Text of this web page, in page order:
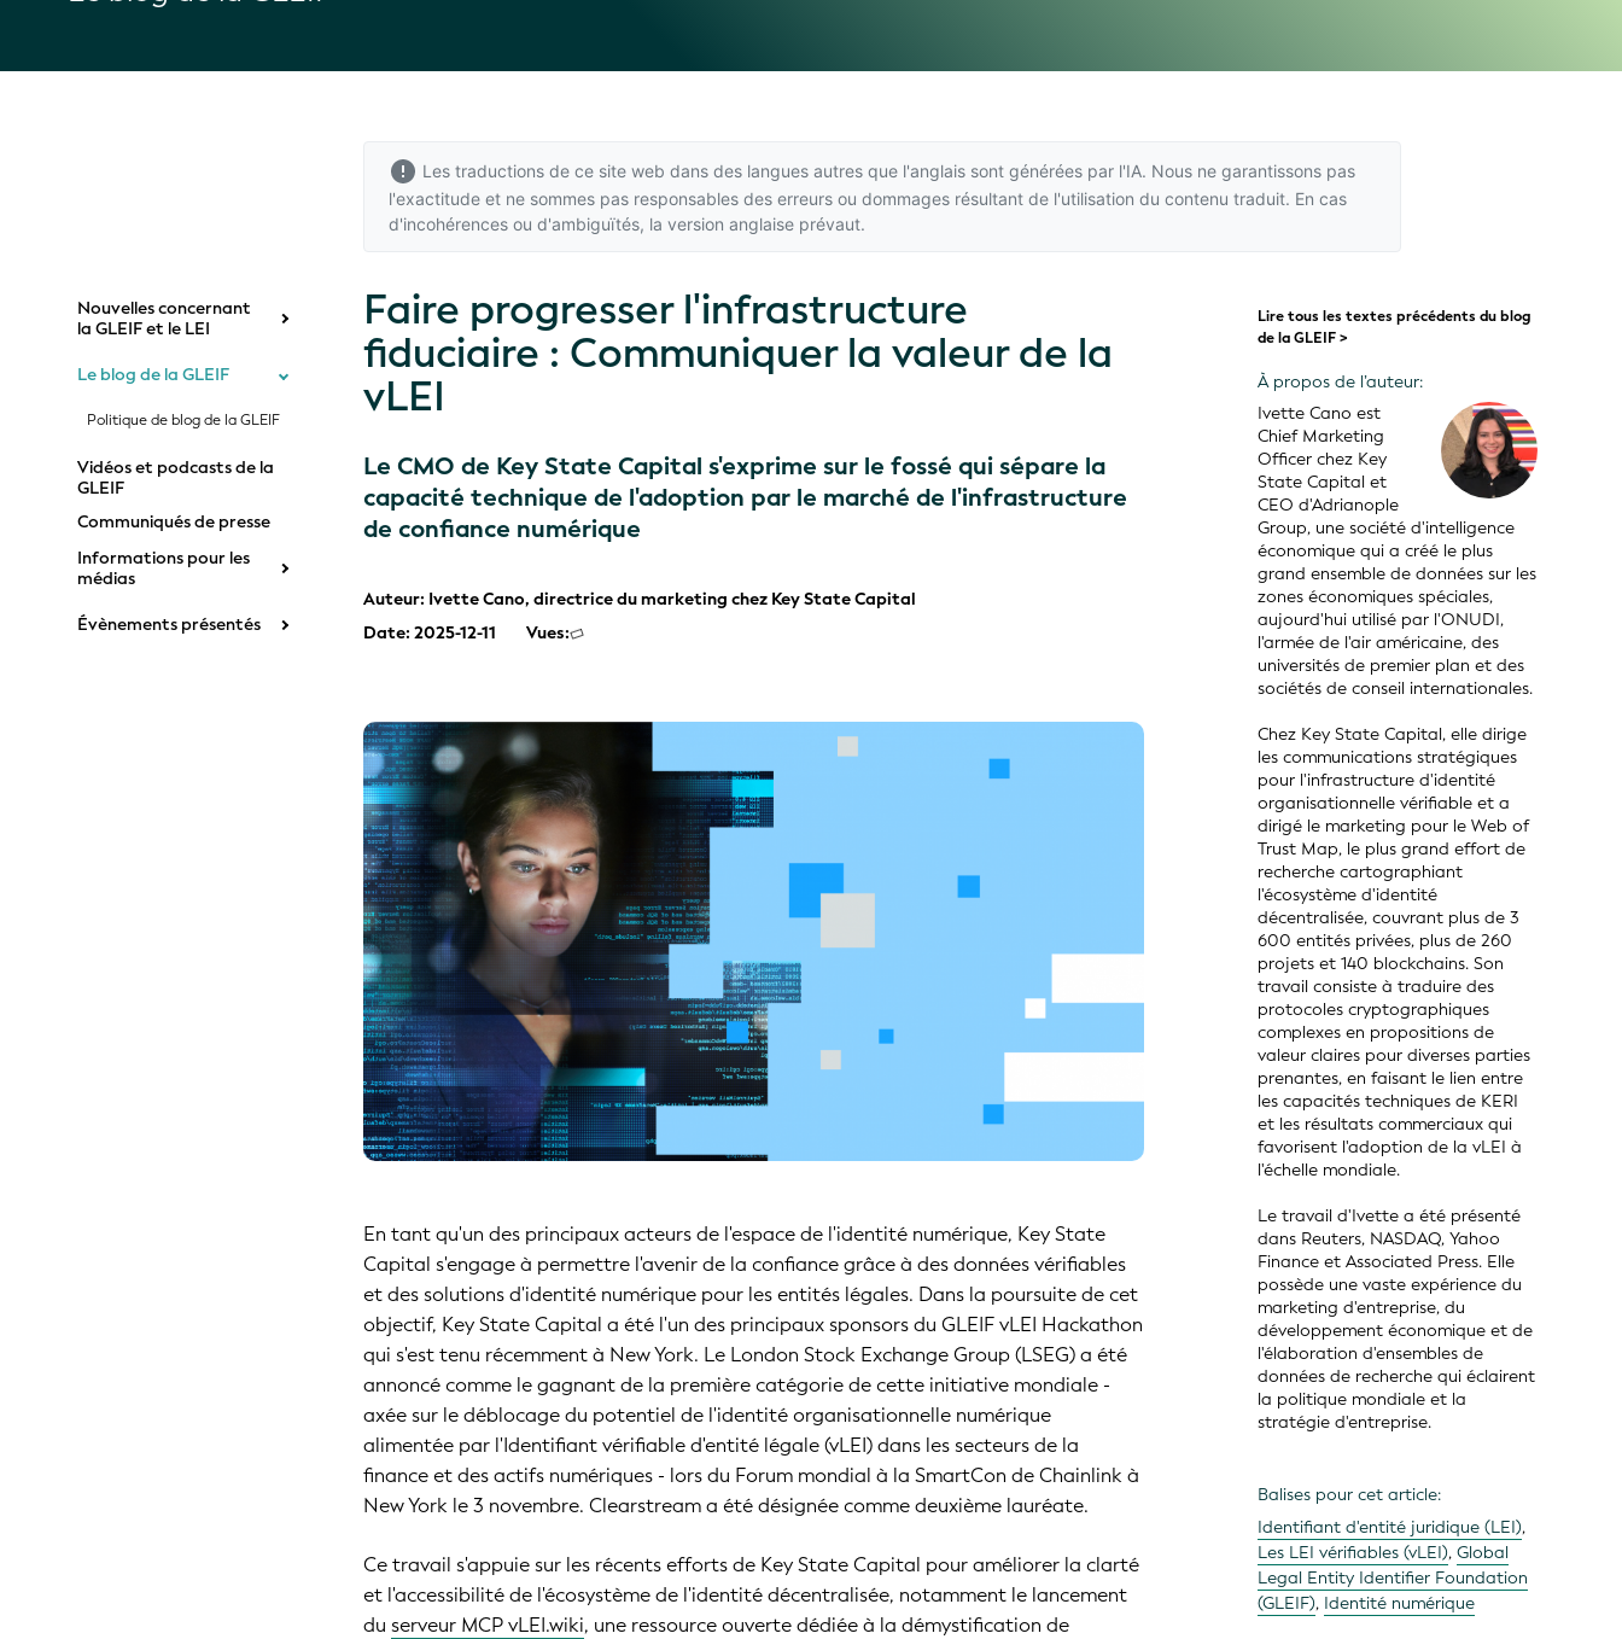
Les traductions de ce site web dans des langues autres que l'anglais sont générées par l'IA. Nous ne garantissons pas
l'exactitude et ne sommes pas responsables des erreurs ou dommages résultant de l'utilisation du contenu traduit. En cas
d'incohérences ou d'ambiguïtés, la version anglaise prévaut.
Nouvelles concernant
la GLEIF et le LEI
Le blog de la GLEIF
Politique de blog de la GLEIF
Vidéos et podcasts de la
GLEIF
Communiqués de presse
Informations pour les
médias
Évènements présentés
Faire progresser l'infrastructure
fiduciaire : Communiquer la valeur de la
vLEI
Le CMO de Key State Capital s'exprime sur le fossé qui sépare la
capacité technique de l'adoption par le marché de l'infrastructure
de confiance numérique
Auteur: Ivette Cano, directrice du marketing chez Key State Capital
Date: 2025-12-11
Vues:
En tant qu'un des principaux acteurs de l'espace de l'identité numérique, Key State
Capital s'engage à permettre l'avenir de la confiance grâce à des données vérifiables
et des solutions d'identité numérique pour les entités légales. Dans la poursuite de cet
objectif, Key State Capital a été l'un des principaux sponsors du GLEIF vLEI Hackathon
qui s'est tenu récemment à New York. Le London Stock Exchange Group (LSEG) a été
annoncé comme le gagnant de la première catégorie de cette initiative mondiale -
axée sur le déblocage du potentiel de l'identité organisationnelle numérique
alimentée par l'Identifiant vérifiable d'entité légale (vLEI) dans les secteurs de la
finance et des actifs numériques - lors du Forum mondial à la SmartCon de Chainlink à
New York le 3 novembre. Clearstream a été désignée comme deuxième lauréate.
Ce travail s'appuie sur les récents efforts de Key State Capital pour améliorer la clarté
et l'accessibilité de l'écosystème de l'identité décentralisée, notamment le lancement
duserveur MCP vLEI.wiki, une ressource ouverte dédiée à la démystification de
Lire tous les textes précédents du blog
de la GLEIF >
À propos de l’auteur:
Ivette Cano est
Chief Marketing
Officer chez Key
State Capital et
CEO d'Adrianople
Group, une société d'intelligence
économique qui a créé le plus
grand ensemble de données sur les
zones économiques spéciales,
aujourd'hui utilisé par l'ONUDI,
l'armée de l'air américaine, des
universités de premier plan et des
sociétés de conseil internationales.
Chez Key State Capital, elle dirige
les communications stratégiques
pour l'infrastructure d'identité
organisationnelle vérifiable et a
dirigé le marketing pour le Web of
Trust Map, le plus grand effort de
recherche cartographiant
l'écosystème d'identité
décentralisée, couvrant plus de 3
600 entités privées, plus de 260
projets et 140 blockchains. Son
travail consiste à traduire des
protocoles cryptographiques
complexes en propositions de
valeur claires pour diverses parties
prenantes, en faisant le lien entre
les capacités techniques de KERI
et les résultats commerciaux qui
favorisent l'adoption de la vLEI à
l'échelle mondiale.
Le travail d'Ivette a été présenté
dans Reuters, NASDAQ, Yahoo
Finance et Associated Press. Elle
possède une vaste expérience du
marketing d'entreprise, du
développement économique et de
l'élaboration d'ensembles de
données de recherche qui éclairent
la politique mondiale et la
stratégie d'entreprise.
Balises pour cet article:
Identifiant d'entité juridique (LEI),
Les LEI vérifiables (vLEI), Global
Legal Entity Identifier Foundation
(GLEIF), Identité numérique